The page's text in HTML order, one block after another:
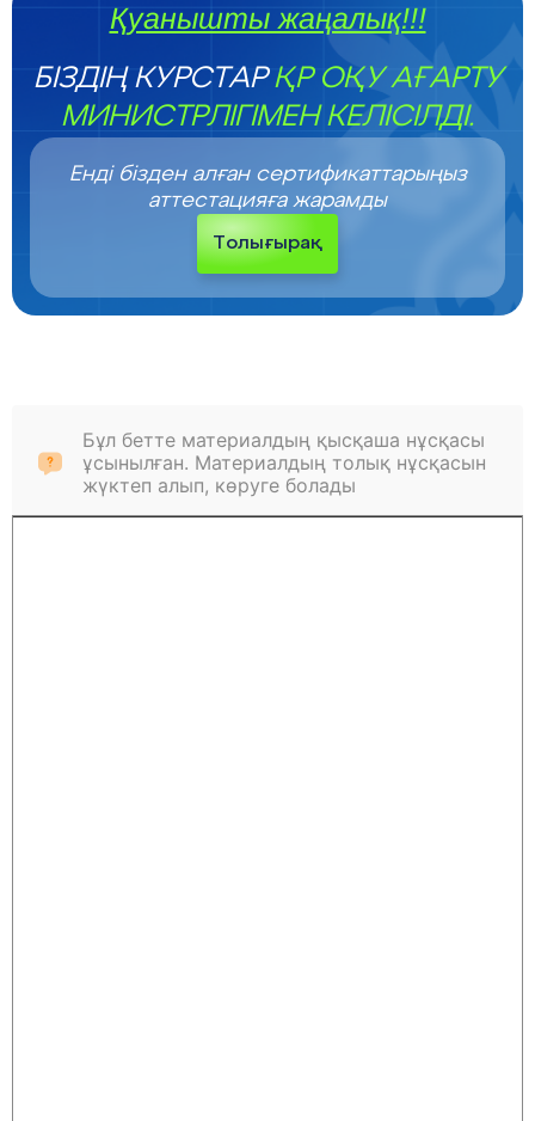
Қуанышты жаңалық!!!
БІЗДІҢ КУРСТАРҚР ОҚУ АҒАРТУ
МИНИСТРЛІГІМЕН КЕЛІСІЛДІ.
Енді бізден алған сертификаттарыңыз
аттестацияға жарамды
Толығырақ
Бұл бетте материалдың қысқаша нұсқасы
ұсынылған. Материалдың толық нұсқасын
жүктеп алып, көруге болады